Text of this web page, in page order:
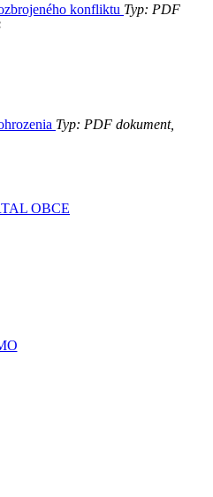
konfliktu Typ: PDF
Typ: PDF dokument,